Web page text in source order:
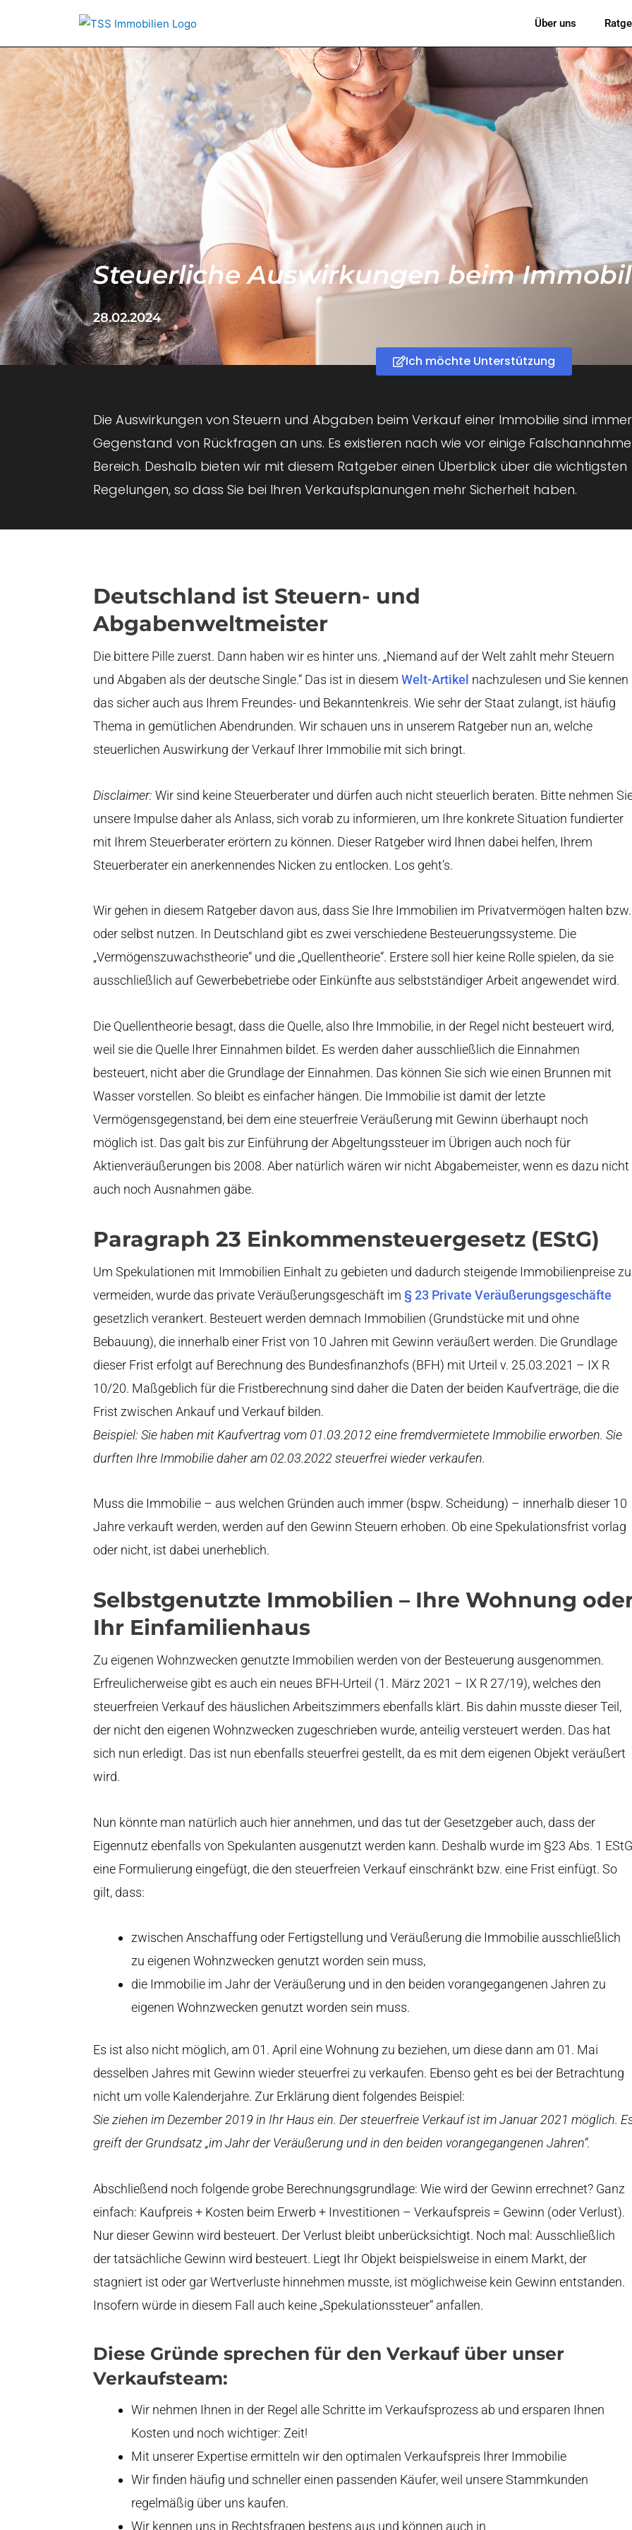
Über uns
Steuerliche Auswirkungen beim
28.02.2024
Ich möchte Unterstützung
Die Auswirkungen von Steuern und Abgaben beim Verkauf einer Immobilie sind
Gegenstand von Rückfragen an uns. Es existieren nach wie vor einige
Bereich. Deshalb bieten wir mit diesem Ratgeber einen Überblick über die wichtigsten
Regelungen, so dass Sie bei Ihren Verkaufsplanungen mehr Sicherheit haben.
Deutschland ist Steuern- und
Abgabenweltmeister
Die bittere Pille zuerst. Dann haben wir es hinter uns. „Niemand auf der Welt zahlt mehr Steuern
und Abgaben als der deutsche Single.“ Das ist in diesem Welt-Artikel nachzulesen und Sie kennen
das sicher auch aus Ihrem Freundes- und Bekanntenkreis. Wie sehr der Staat zulangt, ist häufig
Thema in gemütlichen Abendrunden. Wir schauen uns in unserem Ratgeber nun an, welche
steuerlichen Auswirkung der Verkauf Ihrer Immobilie mit sich bringt.
Disclaimer: Wir sind keine Steuerberater und dürfen auch nicht steuerlich beraten. Bitte nehmen
unsere Impulse daher als Anlass, sich vorab zu informieren, um Ihre konkrete Situation fundierter
mit Ihrem Steuerberater erörtern zu können. Dieser Ratgeber wird Ihnen dabei helfen, Ihrem
Steuerberater ein anerkennendes Nicken zu entlocken. Los geht’s.
Wir gehen in diesem Ratgeber davon aus, dass Sie Ihre Immobilien im Privatvermögen halten bzw.
oder selbst nutzen. In Deutschland gibt es zwei verschiedene Besteuerungssysteme. Die
„Vermögenszuwachstheorie“ und die „Quellentheorie“. Erstere soll hier keine Rolle spielen, da sie
ausschließlich auf Gewerbebetriebe oder Einkünfte aus selbstständiger Arbeit angewendet wird.
Die Quellentheorie besagt, dass die Quelle, also Ihre Immobilie, in der Regel nicht besteuert wird,
weil sie die Quelle Ihrer Einnahmen bildet. Es werden daher ausschließlich die Einnahmen
besteuert, nicht aber die Grundlage der Einnahmen. Das können Sie sich wie einen Brunnen mit
Wasser vorstellen. So bleibt es einfacher hängen. Die Immobilie ist damit der letzte
Vermögensgegenstand, bei dem eine steuerfreie Veräußerung mit Gewinn überhaupt noch
möglich ist. Das galt bis zur Einführung der Abgeltungssteuer im Übrigen auch noch für
Aktienveräußerungen bis 2008. Aber natürlich wären wir nicht Abgabemeister, wenn es dazu nicht
auch noch Ausnahmen gäbe.
Paragraph 23 Einkommensteuergesetz (EStG)
Um Spekulationen mit Immobilien Einhalt zu gebieten und dadurch steigende Immobilienpreise zu
vermeiden, wurde das private Veräußerungsgeschäft im § 23 Private Veräußerungsgeschäfte
gesetzlich verankert. Besteuert werden demnach Immobilien (Grundstücke mit und ohne
Bebauung), die innerhalb einer Frist von 10 Jahren mit Gewinn veräußert werden. Die Grundlage
dieser Frist erfolgt auf Berechnung des Bundesfinanzhofs (BFH) mit Urteil v. 25.03.2021 – IX R
10/20. Maßgeblich für die Fristberechnung sind daher die Daten der beiden Kaufverträge, die die
Frist zwischen Ankauf und Verkauf bilden.
Beispiel: Sie haben mit Kaufvertrag vom 01.03.2012 eine fremdvermietete Immobilie erworben. Sie
durften Ihre Immobilie daher am 02.03.2022 steuerfrei wieder verkaufen.
Muss die Immobilie – aus welchen Gründen auch immer (bspw. Scheidung) – innerhalb dieser 10
Jahre verkauft werden, werden auf den Gewinn Steuern erhoben. Ob eine Spekulationsfrist vorlag
oder nicht, ist dabei unerheblich.
Selbstgenutzte Immobilien – Ihre Wohnung
Ihr Einfamilienhaus
Zu eigenen Wohnzwecken genutzte Immobilien werden von der Besteuerung ausgenommen.
Erfreulicherweise gibt es auch ein neues BFH-Urteil (1. März 2021 – IX R 27/19), welches den
steuerfreien Verkauf des häuslichen Arbeitszimmers ebenfalls klärt. Bis dahin musste dieser Teil,
der nicht den eigenen Wohnzwecken zugeschrieben wurde, anteilig versteuert werden. Das hat
sich nun erledigt. Das ist nun ebenfalls steuerfrei gestellt, da es mit dem eigenen Objekt veräußert
wird.
Nun könnte man natürlich auch hier annehmen, und das tut der Gesetzgeber auch, dass der
Eigennutz ebenfalls von Spekulanten ausgenutzt werden kann. Deshalb wurde im §23 Abs. 1 EStG
eine Formulierung eingefügt, die den steuerfreien Verkauf einschränkt bzw. eine Frist einfügt. So
gilt, dass:
zwischen Anschaffung oder Fertigstellung und Veräußerung die Immobilie ausschließlich
zu eigenen Wohnzwecken genutzt worden sein muss,
die Immobilie im Jahr der Veräußerung und in den beiden vorangegangenen Jahren zu
eigenen Wohnzwecken genutzt worden sein muss.
Es ist also nicht möglich, am 01. April eine Wohnung zu beziehen, um diese dann am 01. Mai
desselben Jahres mit Gewinn wieder steuerfrei zu verkaufen. Ebenso geht es bei der Betrachtung
nicht um volle Kalenderjahre. Zur Erklärung dient folgendes Beispiel:
Sie ziehen im Dezember 2019 in Ihr Haus ein. Der steuerfreie Verkauf ist im Januar 2021 möglich.
greift der Grundsatz „im Jahr der Veräußerung und in den beiden vorangegangenen Jahren“.
Abschließend noch folgende grobe Berechnungsgrundlage: Wie wird der Gewinn errechnet? Ganz
einfach: Kaufpreis + Kosten beim Erwerb + Investitionen – Verkaufspreis = Gewinn (oder Verlust).
Nur dieser Gewinn wird besteuert. Der Verlust bleibt unberücksichtigt. Noch mal: Ausschließlich
der tatsächliche Gewinn wird besteuert. Liegt Ihr Objekt beispielsweise in einem Markt, der
stagniert ist oder gar Wertverluste hinnehmen musste, ist möglichweise kein Gewinn entstanden.
Insofern würde in diesem Fall auch keine „Spekulationssteuer“ anfallen.
Diese Gründe sprechen für den Verkauf über unser
Verkaufsteam:
Wir nehmen Ihnen in der Regel alle Schritte im Verkaufsprozess ab und ersparen Ihnen
Kosten und noch wichtiger: Zeit!
Mit unserer Expertise ermitteln wir den optimalen Verkaufspreis Ihrer Immobilie
Wir finden häufig und schneller einen passenden Käufer, weil unsere Stammkunden
regelmäßig über uns kaufen.
Wir kennen uns in Rechtsfragen bestens aus und können auch in